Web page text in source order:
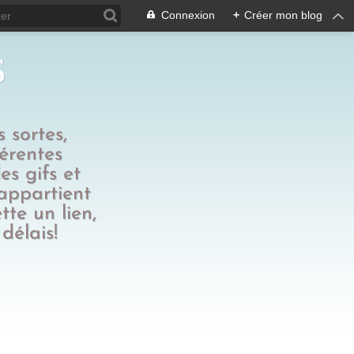
Connexion + Créer mon blog
sortes,
gifs et
un lien,